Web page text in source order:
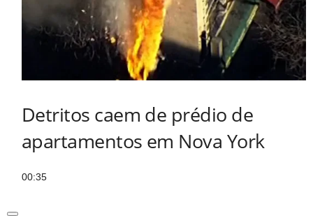
Detritos caem de prédio de
apartamentos em Nova York
00:35